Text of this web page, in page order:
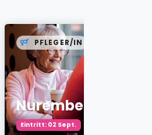
Nuremberg
Eintritt: 02 Sept.
PFLEGER/IN